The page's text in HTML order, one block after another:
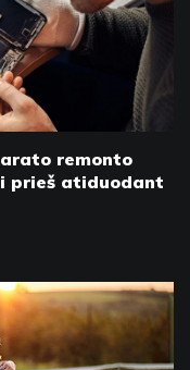
remonto
prieš atiduodant